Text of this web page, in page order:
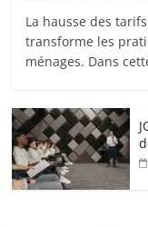
La hausse des
transforme les
ménages. Dans